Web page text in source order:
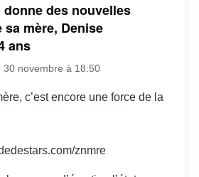
des nouvelles
mère, Denise
ans
30 novembre à 18:50
c’est encore une force de la
znmre